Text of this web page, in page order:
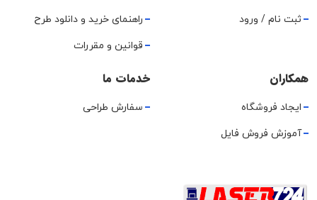
ثبت نام / ورود
راهنمای خرید و دانلود طرح
قوانین و مقررات
همکاران
ایجاد فروشگاه
آموزش فروش فایل
خدمات ما
سفارش طراحی